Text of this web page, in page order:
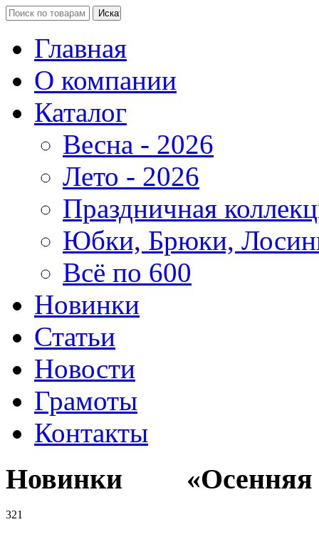
Главная
О компании
Каталог
Весна - 2026
Лето - 2026
Праздничная
Юбки, Брюки,
Всё по 600
Новинки
Статьи
Новости
Грамоты
Контакты
Новинки «Осенняя
321